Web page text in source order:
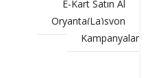
E-Kart Satın Al
Oryanta(La)syon
Kampanyalar